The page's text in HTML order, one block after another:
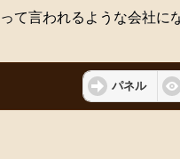
って言われるような会社に
パネル